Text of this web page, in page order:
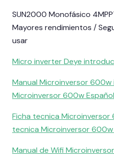
SUN2000 Monofásico
Mayores rendimientos /
usar
Micro inverter Deye
Manual Microinversor 600w
Microinversor 600w Español
Ficha tecnica Microinversor
tecnica Microinversor
Manual de Wifi Microinversor